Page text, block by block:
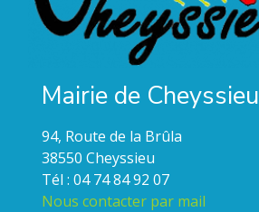
Mairie de Cheyssieu
94, Route de la Brûla
38550 Cheyssieu
Tél : 04 74 84 92 07
Nous contacter par mail